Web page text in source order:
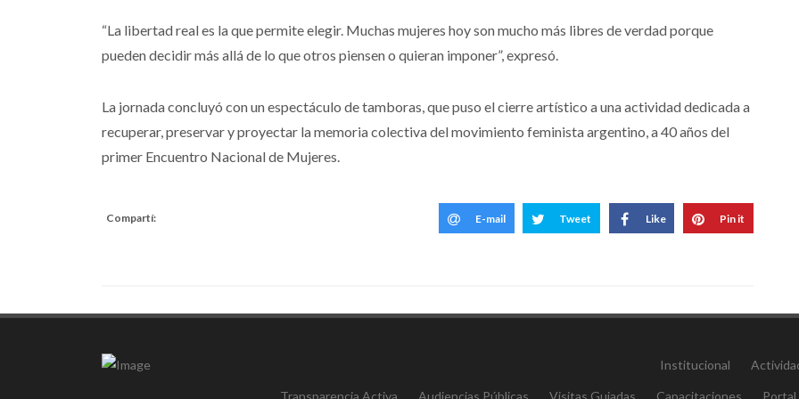
“La libertad real es la que permite elegir. Muchas mujeres hoy son mucho más libres de verdad porque
pueden decidir más allá de lo que otros piensen o quieran imponer”, expresó.
La jornada concluyó con un espectáculo de tamboras, que puso el cierre artístico a una actividad dedicada a
recuperar, preservar y proyectar la memoria colectiva del movimiento feminista argentino, a 40 años del
primer Encuentro Nacional de Mujeres.
Compartí: E-mail Tweet Like Pin it
Institucional
Transparencia Activa Audiencias Públicas Visitas Guiadas Capacitaciones